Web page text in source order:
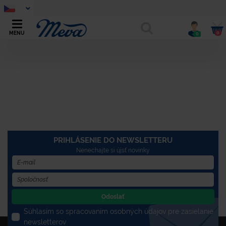
MENU 0 0
PRIHLÁSENIE DO NEWSLETTERU
Nenechajte si újsť novinky
Odoslať
Súhlasím so spracovaním osobných údajov pre zasielanie
newsletterov